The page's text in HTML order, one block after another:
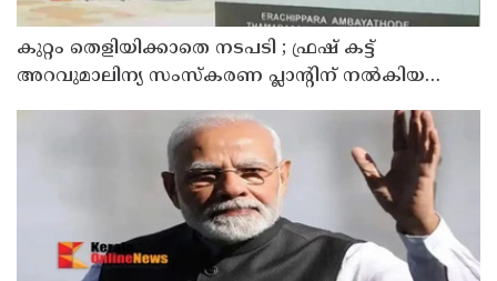
കുറ്റം തെളിയിക്കാതെ നടപടി ; ഫ്രഷ് കട്ട്
അറവുമാലിന്യ സംസ്‌കരണ പ്ലാന്റിന് നല്‍കിയ